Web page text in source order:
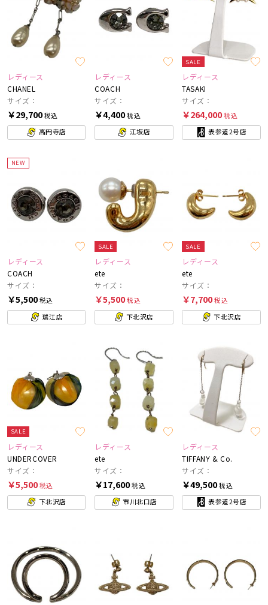
レディース
CHANEL
サイズ：
￥29,700税込
高円寺店
レディース
COACH
サイズ：
￥4,400税込
江坂店
SALE
レディース
TASAKI
サイズ：
￥264,000税込
表参道2号店
NEW
レディース
COACH
サイズ：
￥5,500税込
瑞江店
SALE
レディース
ete
サイズ：
￥5,500税込
下北沢店
SALE
レディース
ete
サイズ：
￥7,700税込
下北沢店
SALE
レディース
UNDERCOVER
サイズ：
￥5,500税込
下北沢店
レディース
ete
サイズ：
￥17,600税込
市川北口店
レディース
TIFFANY & Co.
サイズ：
￥49,500税込
表参道2号店